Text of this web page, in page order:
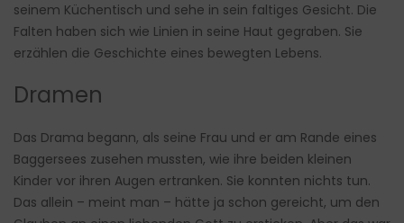
seinem Küchentisch und sehe in sein faltiges Gesicht. Die
Falten haben sich wie Linien in seine Haut gegraben. Sie
erzählen die Geschichte eines bewegten Lebens.
Dramen
Das Drama begann, als seine Frau und er am Rande eines
Baggersees zusehen mussten, wie ihre beiden kleinen
Kinder vor ihren Augen ertranken. Sie konnten nichts tun.
Das allein – meint man – hätte ja schon gereicht, um den